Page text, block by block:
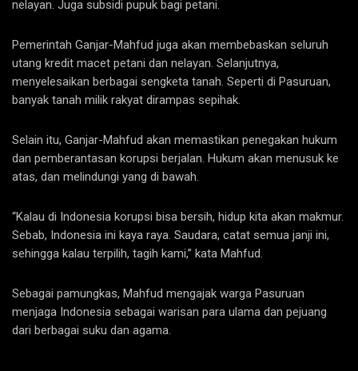
nelayan. Juga subsidi pupuk bagi petani.
Pemerintah Ganjar-Mahfud juga akan membebaskan seluruh
utang kredit macet petani dan nelayan. Selanjutnya,
menyelesaikan berbagai sengketa tanah. Seperti di Pasuruan,
banyak tanah milik rakyat dirampas sepihak.
Selain itu, Ganjar-Mahfud akan memastikan penegakan hukum
dan pemberantasan korupsi berjalan. Hukum akan menusuk ke
atas, dan melindungi yang di bawah.
“Kalau di Indonesia korupsi bisa bersih, hidup kita akan makmur.
Sebab, Indonesia ini kaya raya. Saudara, catat semua janji ini,
sehingga kalau terpilih, tagih kami,” kata Mahfud.
Sebagai pamungkas, Mahfud mengajak warga Pasuruan
menjaga Indonesia sebagai warisan para ulama dan pejuang
dari berbagai suku dan agama.